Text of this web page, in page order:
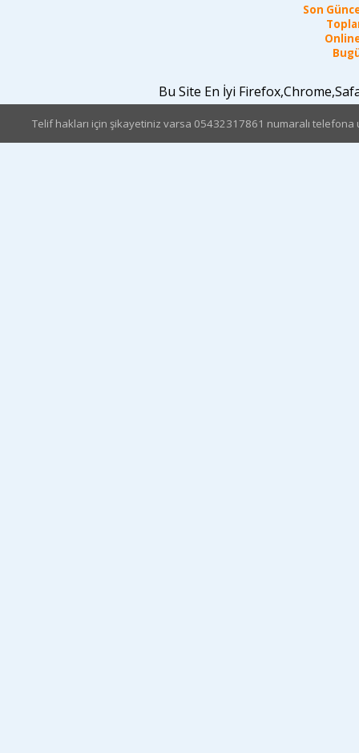
Son
Bu Site En İyi
Telif hakları için şikayetiniz varsa 05432317861 numaralı telefona